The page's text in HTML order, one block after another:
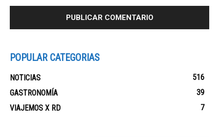
POPULAR CATEGORIAS
NOTICIAS
516
GASTRONOMÍA
39
VIAJEMOS X RD
7